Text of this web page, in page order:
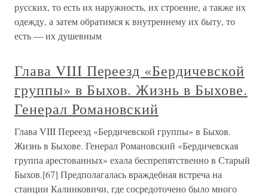
русских, то есть их наружность, их строение, а также их
одежду, а затем обратимся к внутреннему их быту, то
есть — их душевным
Глава VIII Переезд «Бердичевской
группы» в Быхов. Жизнь в Быхове.
Генерал Романовский
Глава VIII Переезд «Бердичевской группы» в Быхов.
Жизнь в Быхове. Генерал Романовский «Бердичевская
группа арестованных» ехала беспрепятственно в Старый
Быхов.[67] Предполагалась враждебная встреча на
станции Калинковичи, где сосредоточено было много